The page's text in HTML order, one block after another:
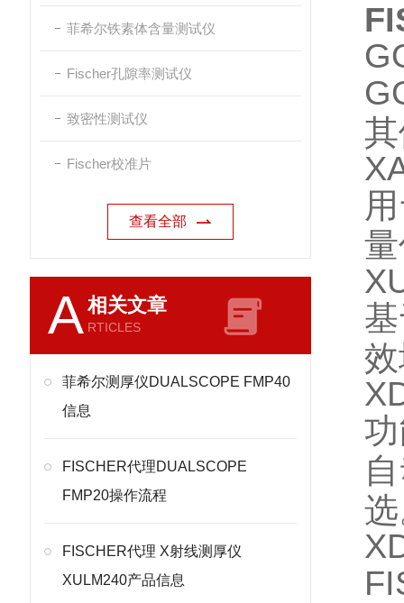
菲希尔铁素体含量测试仪
Fischer孔隙率测试仪
致密性测试仪
Fischer校准片
查看全部
A相关文章
RTICLES
菲希尔测厚仪DUALSCOPE FMP40
信息
FISCHER代理DUALSCOPE
FMP20操作流程
FISCHER代理 X射线测厚仪
XULM240产品信息